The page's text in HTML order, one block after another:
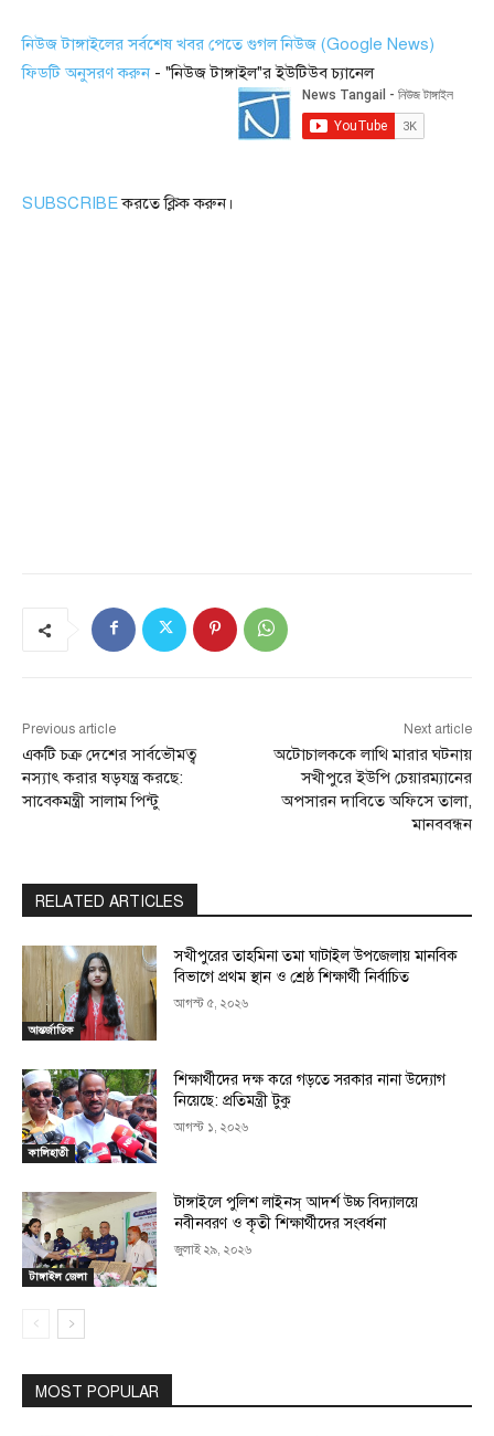
নিউজ টাঙ্গাইলের সর্বশেষ খবর পেতে গুগল নিউজ (Google News)
ফিডটি অনুসরণ করুন - "নিউজ টাঙ্গাইল"র ইউটিউব চ্যানেল
SUBSCRIBEকরতে ক্লিক করুন।
Previous article
একটি চক্র দেশের সার্বভৌমত্ব
নস্যাৎ করার ষড়যন্ত্র করছে:
সাবেকমন্ত্রী সালাম পিন্টু
Next article
অটোচালককে লাথি মারার ঘটনায়
সখীপুরে ইউপি চেয়ারম্যানের
অপসারন দাবিতে অফিসে তালা,
মানববন্ধন
RELATED ARTICLES
আন্তর্জাতিক
সখীপুরের তাহমিনা তমা ঘাটাইল উপজেলায় মানবিক
বিভাগে প্রথম স্থান ও শ্রেষ্ঠ শিক্ষার্থী নির্বাচিত
আগস্ট ৫, ২০২৬
কালিহাতী
শিক্ষার্থীদের দক্ষ করে গড়তে সরকার নানা উদ্যোগ
নিয়েছে: প্রতিমন্ত্রী টুকু
আগস্ট ১, ২০২৬
টাঙ্গাইল জেলা
টাঙ্গাইলে পুলিশ লাইনস্ আদর্শ উচ্চ বিদ্যালয়ে
নবীনবরণ ও কৃতী শিক্ষার্থীদের সংবর্ধনা
জুলাই ২৯, ২০২৬
MOST POPULAR